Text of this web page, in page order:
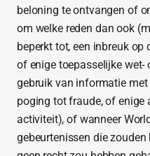
beloning te ontvangen of
om welke reden dan ook
beperkt tot, een inbreuk op
of enige toepasselijke wet-
gebruik van informatie
poging tot fraude, of enige
activiteit), of wanneer
gebeurtenissen die